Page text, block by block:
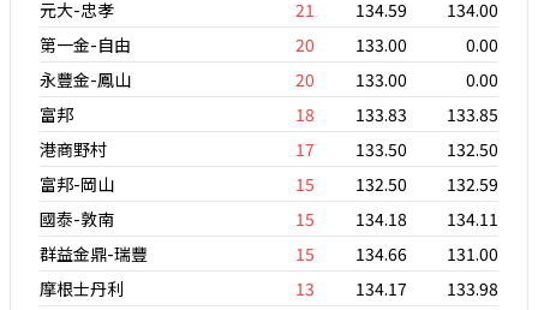
元大-忠孝
21 134.59
134.00
第一金-自由
20 133.00
0.00
永豐金-鳳山
20 133.00
0.00
富邦
18 133.83
133.85
港商野村
17 133.50
132.50
富邦-岡山
15 132.50
132.59
國泰-敦南
15 134.18
134.11
群益金鼎-瑞豐
15 134.66
131.00
摩根士丹利
13 134.17
133.98